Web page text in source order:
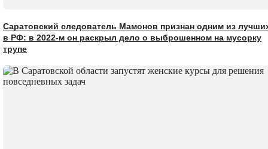
Саратовский следователь Мамонов признан одним из
в РФ: в 2022-м он раскрыл дело о выброшенном на мусорку
трупе